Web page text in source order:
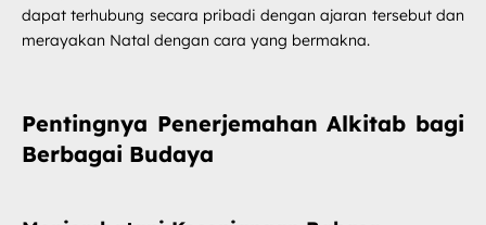
dapat terhubung secara pribadi dengan ajaran tersebut dan
merayakan Natal dengan cara yang bermakna.
Pentingnya Penerjemahan Alkitab bagi
Berbagai Budaya